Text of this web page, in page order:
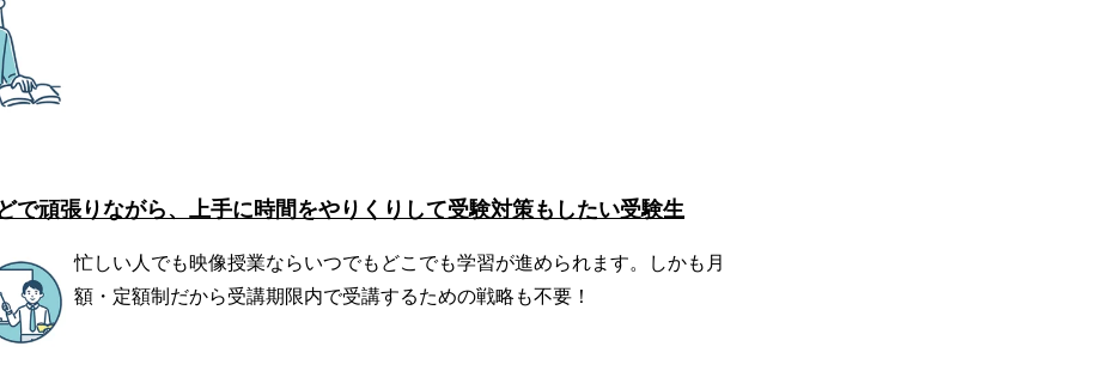
で頑張りながら、上手に時間をやりくりして受験対策もしたい受験生
忙しい人でも映像授業ならいつでもどこでも学習が進められます。しかも月
額・定額制だから受講期限内で受講するための戦略も不要！